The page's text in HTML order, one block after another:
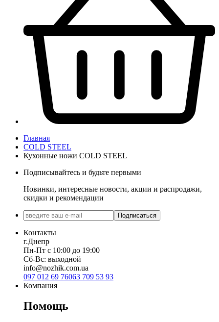
Главная
COLD STEEL
Кухонные ножи COLD STEEL
Подписывайтесь и будьте первыми
Новинки, интересные новости, акции и распродажи,
скидки и рекомендации
Подписаться
Контакты
г.Днепр
Пн-Пт с 10:00 до 19:00
Сб-Вс: выходной
info@nozhik.com.ua
097 012 69 76063 709 53 93
Компания
Помощь